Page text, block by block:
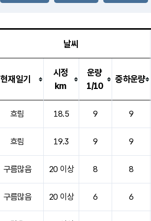
-
날씨
현재일기
시정
km
운량
1/10
중하운량
흐림 18.5 9 9
흐림 19.3 9 9
구름많음 20 이상 8 8
구름많음 20 이상 6 6